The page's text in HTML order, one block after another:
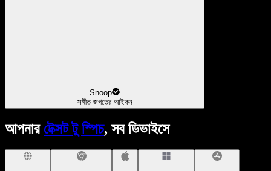
Snoop
সঙ্গীত জগতের আইকন
আপনার টেক্সট টু স্পিচ, সব ডিভাইসে